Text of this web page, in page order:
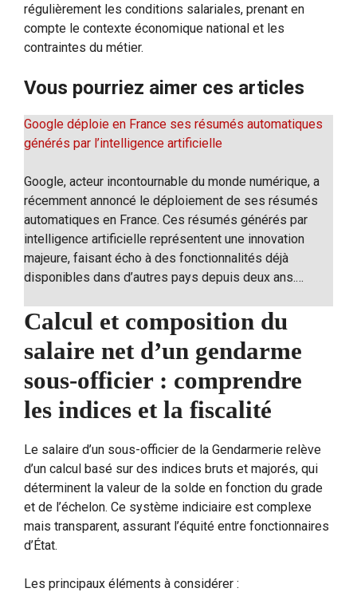
régulièrement les conditions salariales, prenant en
compte le contexte économique national et les
contraintes du métier.
Vous pourriez aimer ces articles
Google déploie en France ses résumés automatiques
générés par l’intelligence artificielle
Google, acteur incontournable du monde numérique, a
récemment annoncé le déploiement de ses résumés
automatiques en France. Ces résumés générés par
intelligence artificielle représentent une innovation
majeure, faisant écho à des fonctionnalités déjà
disponibles dans d’autres pays depuis deux ans.…
Calcul et composition du
salaire net d’un gendarme
sous-officier : comprendre
les indices et la fiscalité
Le salaire d’un sous-officier de la Gendarmerie relève
d’un calcul basé sur des indices bruts et majorés, qui
déterminent la valeur de la solde en fonction du grade
et de l’échelon. Ce système indiciaire est complexe
mais transparent, assurant l’équité entre fonctionnaires
d’État.
Les principaux éléments à considérer :